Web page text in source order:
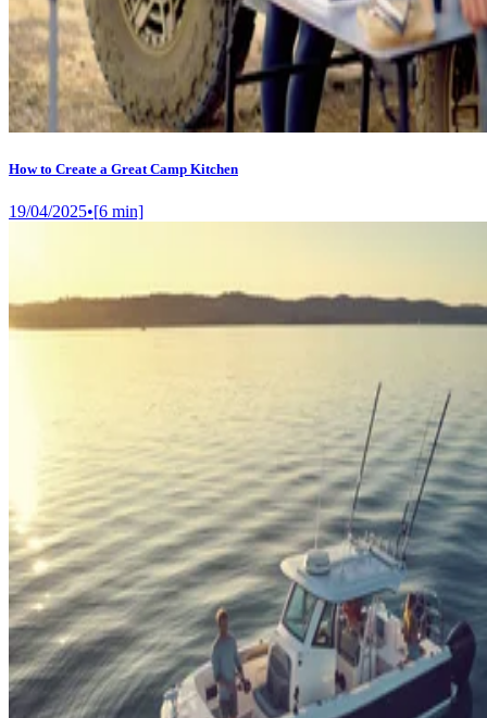
How to Create a Great Camp Kitchen
19/04/2025•[6 min]